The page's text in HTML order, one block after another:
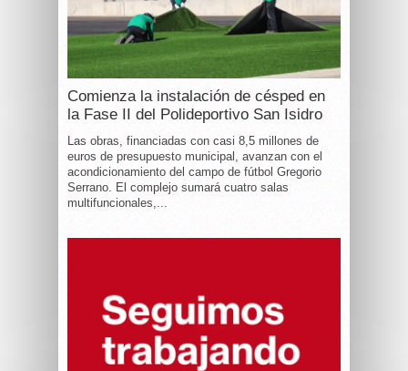
Comienza la instalación de césped en
la Fase II del Polideportivo San Isidro
Las obras, financiadas con casi 8,5 millones de
euros de presupuesto municipal, avanzan con el
acondicionamiento del campo de fútbol Gregorio
Serrano. El complejo sumará cuatro salas
multifuncionales,...